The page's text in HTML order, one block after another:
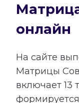
онлайн
На сайте
Матрицы
включает13